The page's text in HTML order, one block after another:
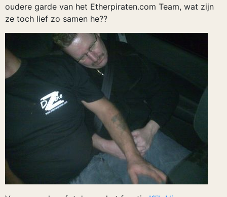
oudere garde van het Etherpiraten.com Team, wat zijn
ze toch lief zo samen he??